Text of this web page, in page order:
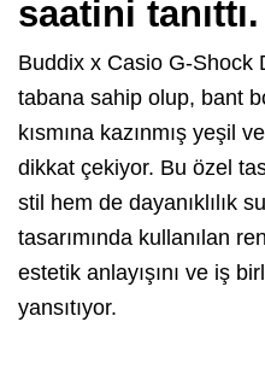
saatini tanıttı.
Buddix x Casio G-Shock
tabana sahip olup, bant
kısmına kazınmış yeşil
dikkat çekiyor. Bu özel
stil hem de dayanıklılık
tasarımında kullanılan
estetik anlayışını ve iş
yansıtıyor.